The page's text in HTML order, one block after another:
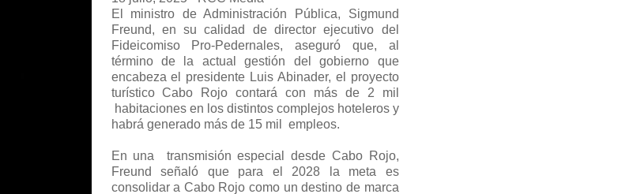
El ministro de Administración Pública, Sigmund
Freund, en su calidad de director ejecutivo del
Fideicomiso Pro-Pedernales, aseguró que, al
término de la actual gestión del gobierno que
encabeza el presidente Luis Abinader, el proyecto
turístico Cabo Rojo contará con más de 2 mil
habitaciones en los distintos complejos hoteleros y
habrá generado más de 15 mil empleos.
En una transmisión especial desde Cabo Rojo,
Freund señaló que para el 2028 la meta es
consolidar a Cabo Rojo como un destino de marca